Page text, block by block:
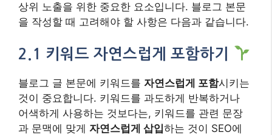
상위 노출을 위한 중요한 요소입니다. 블로그 본문
을 작성할 때 고려해야 할 사항은 다음과 같습니다.
2.1 키워드 자연스럽게 포함하기
블로그 글 본문에 키워드를 자연스럽게 포함시키는
것이 중요합니다. 키워드를 과도하게 반복하거나
어색하게 사용하는 것보다는, 키워드를 관련 문장
과 문맥에 맞게 자연스럽게 삽입하는 것이 SEO에